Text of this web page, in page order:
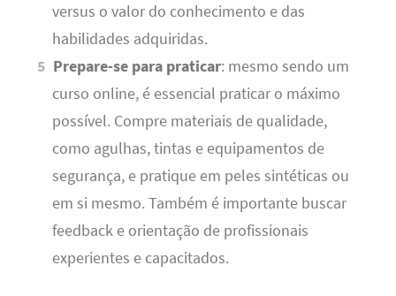
versus o valor do conhecimento e das
habilidades adquiridas.
Prepare-se para praticar: mesmo sendo um
curso online, é essencial praticar o máximo
possível. Compre materiais de qualidade,
como agulhas, tintas e equipamentos de
segurança, e pratique em peles sintéticas ou
em si mesmo. Também é importante buscar
feedback e orientação de profissionais
experientes e capacitados.